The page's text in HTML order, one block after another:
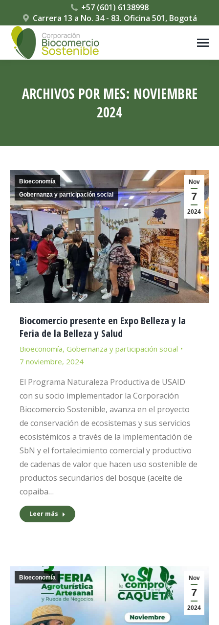
‎+57 (601) 6138998
Carrera 13 a No. 34 - 83. Oficina 501, Bogotá
ARCHIVOS POR MES: NOVIEMBRE
2024
Nov
7
2024
Bioeconomía
Gobernanza y participación social
Biocomercio presente en Expo Belleza y la
Feria de la Belleza y Salud
Bioeconomía, Gobernanza y participación social
7 noviembre, 2024
El Programa Naturaleza Productiva de USAID
con su socio implementador la Corporación
Biocomercio Sostenible, avanza en el proyecto
de conservación de ecosistemas y sus servicios
ecosistémicos a través de la implementación de
SbN y el fortalecimiento comercial y productivo
de cadenas de valor que hacen uso sostenible de
productos secundarios del bosque (aceite de
copaiba…
Leer más
Nov
7
2024
Bioeconomía